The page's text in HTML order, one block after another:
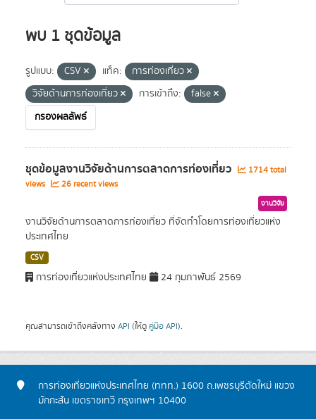
พบ 1 ชุดข้อมูล
รูปแบบ: CSV แท็ค:
การท่องเที่ยว
วิจัยด้านการท่องเที่ยว
การเข้าถึง:
false
กรองผลลัพธ์
ชุดข้อมูลงานวิจัยด้านการตลาดการท่องเที่ยว
1714 total
views
26 recent views
งานวิจัย
งานวิจัยด้านการตลาดการท่องเที่ยว ที่จัดทำโดยการท่องเที่ยวแห่ง
ประเทศไทย
CSV
การท่องเที่ยวแห่งประเทศไทย 24 กุมภาพันธ์ 2569
คุณสามารถเข้าถึงคลังทาง API (ให้ดู คู่มือ API).
การท่องเที่ยวแห่งประเทศไทย (ททท.) 1600 ถ.เพชรบุรีตัดใหม่ แขวง
มักกะสัน เขตราชเทวี กรุงเทพฯ 10400